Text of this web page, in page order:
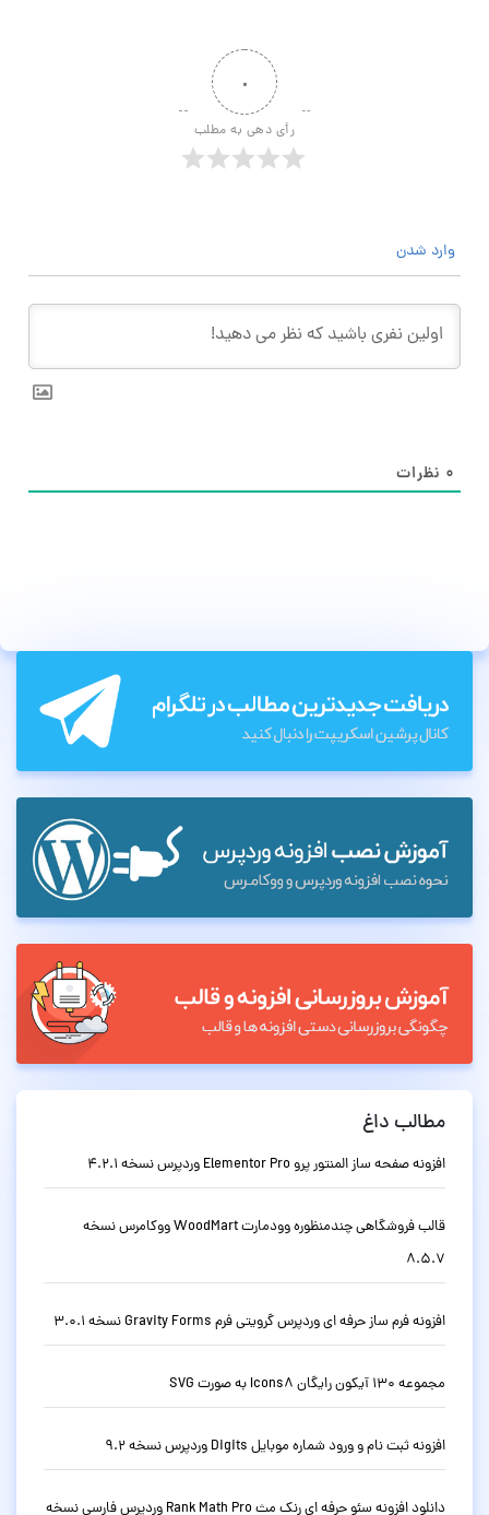
۰
رأی دهی به مطلب
وارد شدن
۰ نظرات
مطالب داغ
افزونه صفحه ساز المنتور پرو Elementor Pro وردپرس نسخه 4.2.1
قالب فروشگاهی چندمنظوره وودمارت WoodMart ووکامرس نسخه
8.5.7
افزونه فرم ساز حرفه ای وردپرس گرویتی فرم Gravity Forms نسخه 3.0.1
مجموعه 130 آیکون رایگان Icons8 به صورت SVG
افزونه ثبت نام و ورود شماره موبایل Digits وردپرس نسخه 9.2
دانلود افزونه سئو حرفه ای رنک مث Rank Math Pro وردپرس فارسی نسخه